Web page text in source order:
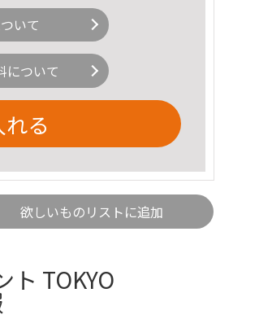
いて
について
る
欲しいものリストに追加
TOKYO